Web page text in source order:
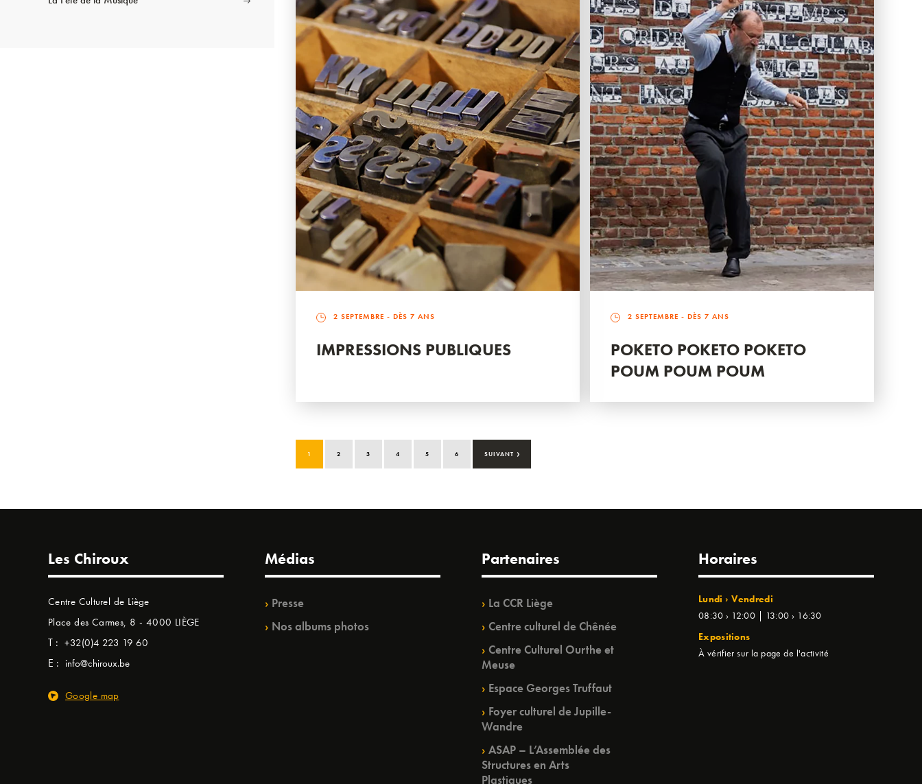
2 SEPTEMBRE - DÈS 7 ANS
IMPRESSIONS PUBLIQUES
2 SEPTEMBRE - DÈS 7 ANS
POKETO POKETO POKETO
POUM POUM POUM
1 2 3 4 5 6 SUIVANT ›
Les Chiroux
Centre Culturel de Liège
Place des Carmes, 8 - 4000 LIÈGE
T : +32(0)4 223 19 60
E : info@chiroux.be
Google map
Médias
Presse
Nos albums photos
Partenaires
La CCR Liège
Centre culturel de Chênée
Centre Culturel Ourthe et
Meuse
Espace Georges Truffaut
Foyer culturel de Jupille-
Wandre
ASAP – L’Assemblée des
Structures en Arts
Plastiques
Horaires
Lundi › Vendredi
08:30 › 12:00 | 13:00 › 16:30
Expositions
À vérifier sur la page de l'activité